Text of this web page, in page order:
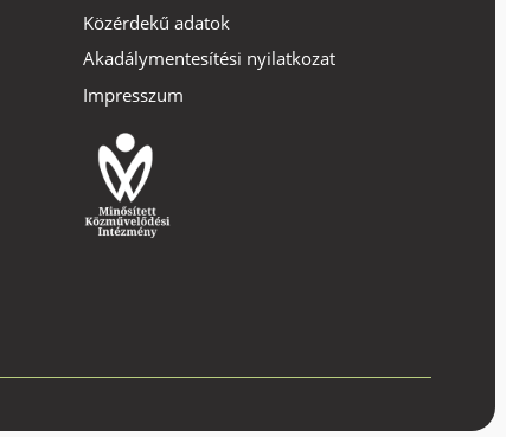
Közérdekű adatok
Akadálymentesítési nyilatkozat
Impresszum